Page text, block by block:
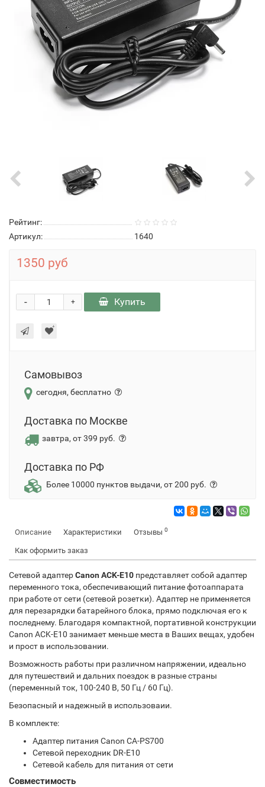
Рейтинг:
Артикул:
1640
1350 руб
+
- Купить
Самовывоз
сегодня, бесплатно
Доставка по Москве
завтра, от 399 руб.
Доставка по РФ
Более 10000 пунктов выдачи, от 200 руб.
Описание Характеристики Отзывы 0
Как оформить заказ
Сетевой адаптерCanon ACK-E10 представляет собой адаптер
переменного тока, обеспечивающий питание фотоаппарата
при работе от сети (сетевой розетки). Адаптер не применяется
для перезарядки батарейного блока, прямо подключая его к
последнему. Благодаря компактной, портативной конструкции
Canon ACK-E10 занимает меньше места в Ваших вещах, удобен
и прост в использовании.
Возможность работы при различном напряжении, идеально
для путешествий и дальних поездок в разные страны
(переменный ток, 100-240 В, 50 Гц / 60 Гц).
Безопасный и надежный в использоваии.
В комплекте:
Адаптер питания Canon CA-PS700
Сетевой переходник DR-E10
Сетевой кабель для питания от сети
Совместимость